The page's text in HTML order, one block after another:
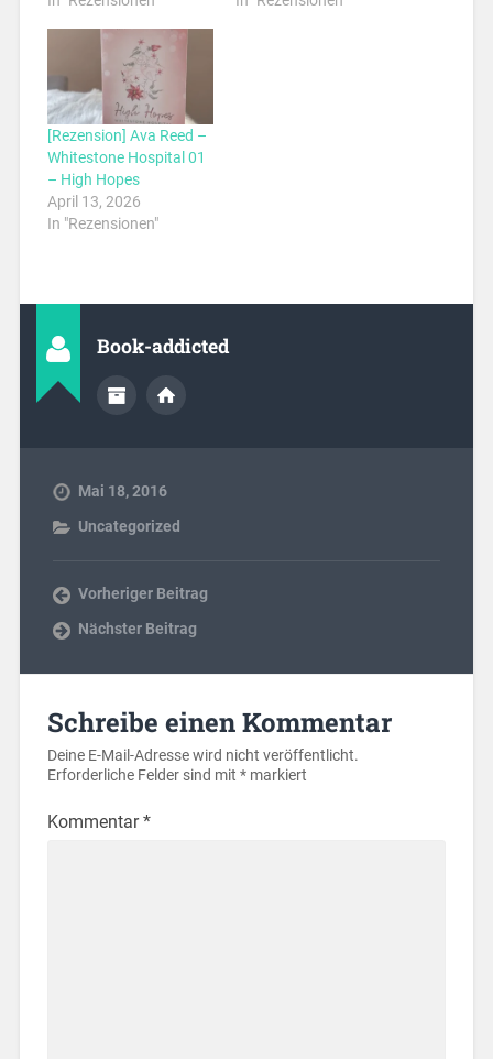
[Rezension] Ava Reed –
Whitestone Hospital 01
– High Hopes
April 13, 2026
In "Rezensionen"
Book-addicted
Mai 18, 2016
Uncategorized
Vorheriger Beitrag
Nächster Beitrag
Schreibe einen Kommentar
Deine E-Mail-Adresse wird nicht veröffentlicht.
Erforderliche Felder sind mit *markiert
Kommentar*